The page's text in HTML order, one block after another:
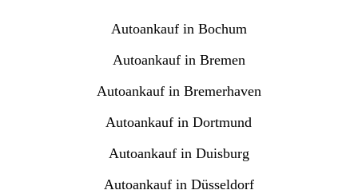
Autoankauf in Bochum
Autoankauf in Bremen
Autoankauf in Bremerhaven
Autoankauf in Dortmund
Autoankauf in Duisburg
Autoankauf in Düsseldorf